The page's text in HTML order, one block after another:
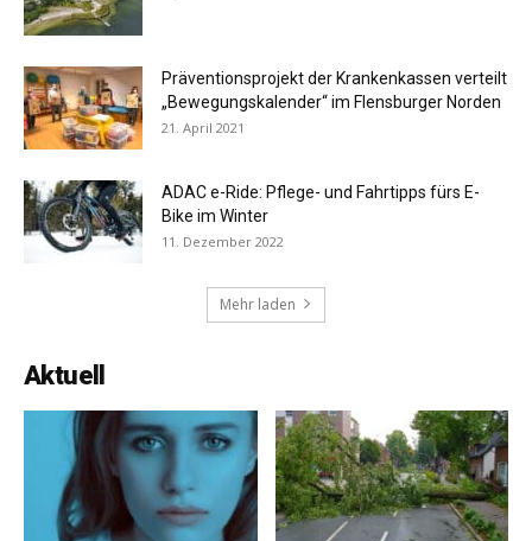
Präventionsprojekt der Krankenkassen verteilt
„Bewegungskalender“ im Flensburger Norden
21. April 2021
ADAC e-Ride: Pflege- und Fahrtipps fürs E-
Bike im Winter
11. Dezember 2022
Mehr laden
Aktuell